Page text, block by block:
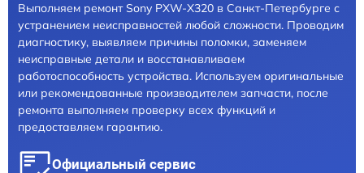
Выполняем ремонт Sony PXW-X320 в Санкт-Петербурге с
устранением неисправностей любой сложности. Проводим
диагностику, выявляем причины поломки, заменяем
неисправные детали и восстанавливаем
работоспособность устройства. Используем оригинальные
или рекомендованные производителем запчасти, после
ремонта выполняем проверку всех функций и
предоставляем гарантию.
Официальный сервис